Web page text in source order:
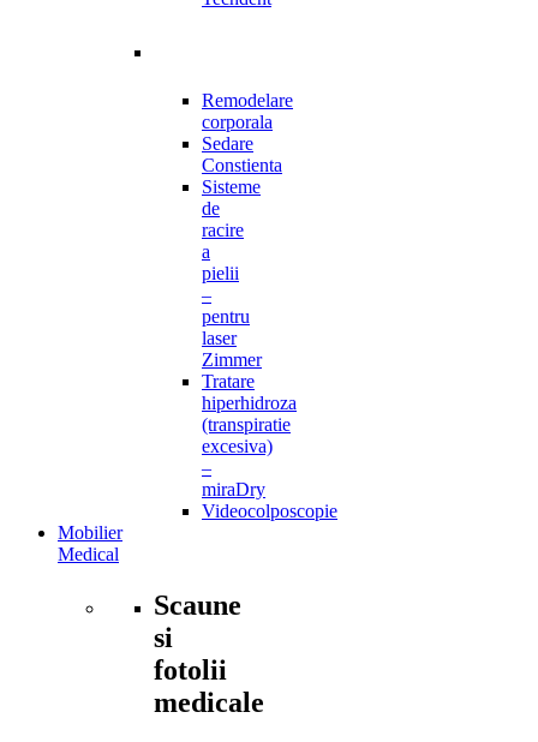
Remodelare
corporala
Sedare
Constienta
Sisteme
de
racire
a
pielii
–
pentru
laser
Zimmer
Tratare
hiperhidroza
(transpiratie
excesiva)
–
miraDry
Videocolposcopie
Mobilier
Medical
Scaune
si
fotolii
medicale